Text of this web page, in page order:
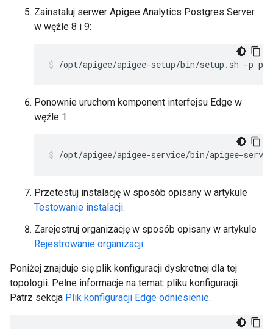
Zainstaluj serwer Apigee Analytics Postgres Server
w węźle 8 i 9:
/opt/apigee/apigee-setup/bin/setup.sh -p
Ponownie uruchom komponent interfejsu Edge w
węźle 1:
/opt/apigee/apigee-service/bin/apigee-
Przetestuj instalację w sposób opisany w artykule
Testowanie instalacji.
Zarejestruj organizację w sposób opisany w artykule
Rejestrowanie organizacji.
Poniżej znajduje się plik konfiguracji dyskretnej dla tej
topologii. Pełne informacje na temat: pliku konfiguracji.
Patrz sekcja Plik konfiguracji Edge odniesienie.